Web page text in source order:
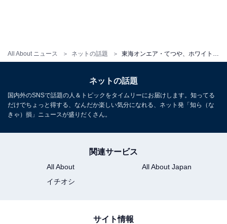
All About ニュース ネットの話題
ネットの話題
国内外のSNSで話題の人＆トピックをタイムリーにお届けします。知ってる
だけでちょっと得する、なんだか楽しい気分になれる、ネット発「知ら（な
きゃ）損」ニュースが盛りだくさん。
関連サービス
All About
All About Japan
イチオシ
サイト情報